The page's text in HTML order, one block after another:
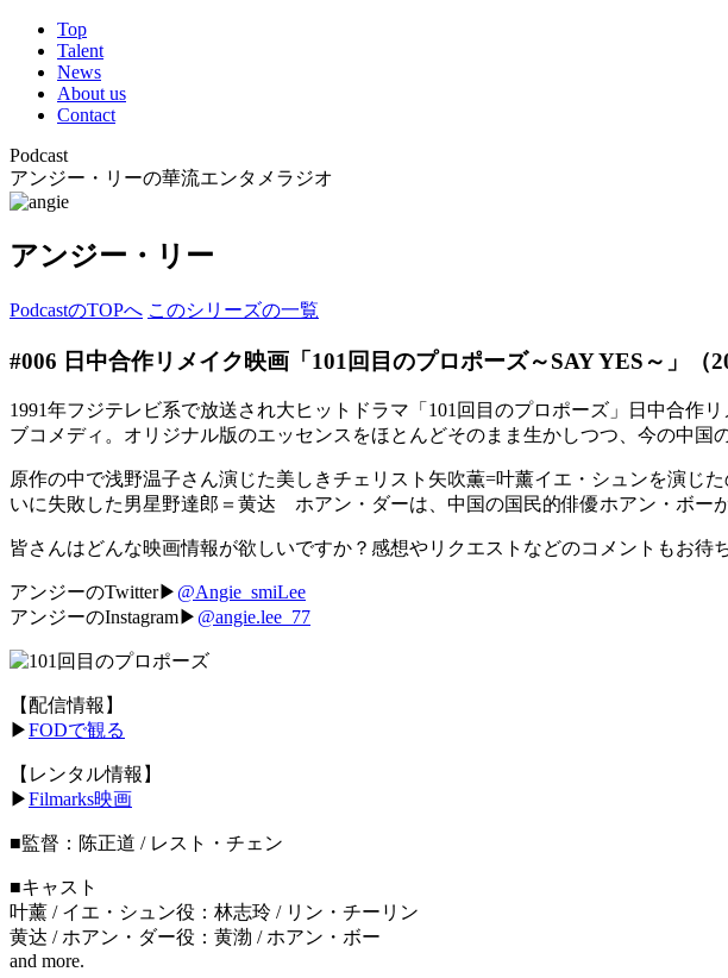
Top
Talent
News
About us
Contact
Podcast
アンジー・リーの華流エンタメラジオ
アンジー・リー
PodcastのTOPへ このシリーズの一覧
#006 日中合作リメイク映画「101回目のプロポーズ～SAY YES～」 （
1991年フジテレビ系で放送され大ヒットドラマ「101回目のプロポーズ」日中合
ブコメディ。オリジナル版のエッセンスをほとんどそのまま生かしつつ、今の中
原作の中で浅野温子さん演じた美しきチェリスト矢吹薫=叶薰イエ・シュンを演じ
いに失敗した男星野達郎＝黄达 ホアン・ダーは、中国の国民的俳優ホアン・ボー
皆さんはどんな映画情報が欲しいですか？感想やリクエストなどのコメントもお待
アンジーのTwitter▶︎ @Angie_smiLee
アンジーのInstagram▶︎ @angie.lee_77
【配信情報】
▶︎FODで観る
【レンタル情報】
▶︎Filmarks映画
■監督：陈正道 / レスト・チェン
■キャスト
叶薰 / イエ・シュン役：林志玲 / リン・チーリン
黄达 / ホアン・ダー役：黄渤 / ホアン・ボー
and more.